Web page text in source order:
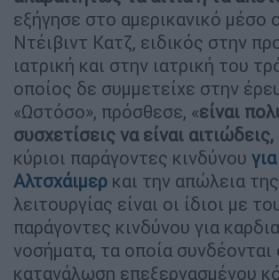
εξήγησε στο αμερικανικό μέσο
Ντέιβιντ Κατζ, ειδικός στην
ιατρική και στην ιατρική του
οποίος δε συμμετείχε στην
«Ωστόσο», πρόσθεσε, «είναι
συσχετίσεις να είναι αιτιώδεις,
κύριοι παράγοντες κινδύνου
Αλτσχάιμερ και την απώλεια
λειτουργίας είναι οι ίδιοι με
παράγοντες κινδύνου για
νοσήματα, τα οποία συνδέονται
κατανάλωση επεξεργασμένου